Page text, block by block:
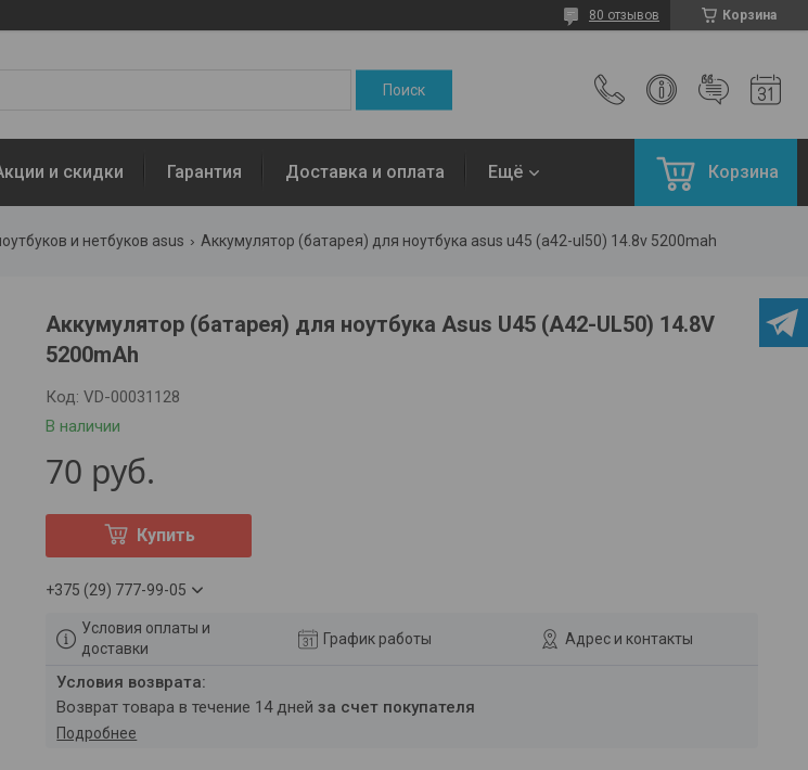
Корзина
80 отзывов
и скидки Гарантия Доставка и оплата Ещё Корзина
и нетбуков asus Аккумулятор (батарея) для ноутбука asus u45 (a42-ul50) 14.8v 5200mah
Аккумулятор (батарея) для ноутбука Asus U45 (A42-UL50) 14.8V
5200mAh
В наличии
Код:VD-00031128
70 руб.
Купить
+375 (29) 777-99-05
Условия оплаты и
доставки
График работы Адрес и контакты
возврат товара в течение 14 днейза счет покупателя
Подробнее